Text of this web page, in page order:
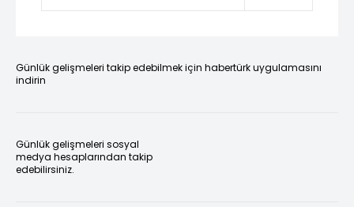
Günlük gelişmeleri takip edebilmek için habertürk uygulamasını
indirin
Günlük gelişmeleri sosyal
medya hesaplarından takip
edebilirsiniz.